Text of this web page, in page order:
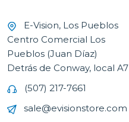
E-Vision, Los Pueblos
Centro Comercial Los
Pueblos (Juan Díaz)
Detrás de Conway, local A7
(507) 217-7661
sale@evisionstore.com